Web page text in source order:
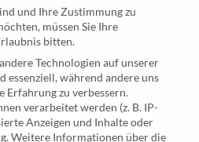
und Ihre Zustimmung zu
müssen Sie Ihre
bitten.
Technologien auf unserer
essenziell, während andere uns
Erfahrung zu verbessern.
verarbeitet werden (z. B. IP-
Anzeigen und Inhalte oder
Weitere Informationen über die